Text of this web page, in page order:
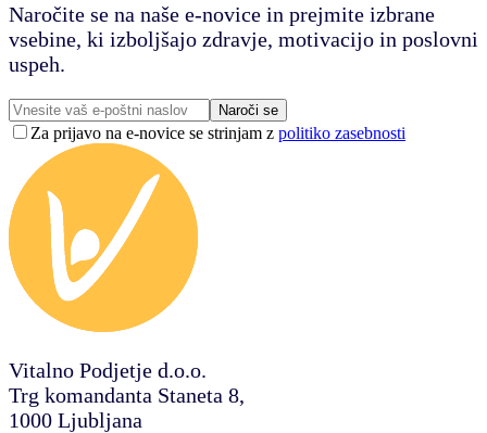
Naročite se na naše e-novice in prejmite izbrane
vsebine, ki izboljšajo zdravje, motivacijo in poslovni
uspeh.
Naroči se
Za prijavo na e-novice se strinjam z politiko zasebnosti
Vitalno Podjetje d.o.o.
Trg komandanta Staneta 8,
1000 Ljubljana